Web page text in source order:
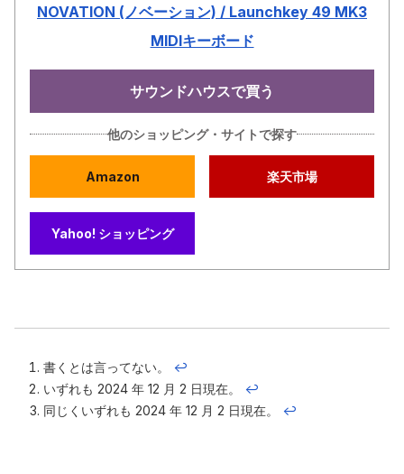
NOVATION (ノベーション) / Launchkey 49 MK3
MIDIキーボード
サウンドハウスで買う
他のショッピング・サイトで探す
Amazon 楽天市場
Yahoo! ショッピング
書くとは言ってない。
↩
いずれも 2024 年 12 月 2 日現在。
↩
同じくいずれも 2024 年 12 月 2 日現在。
↩